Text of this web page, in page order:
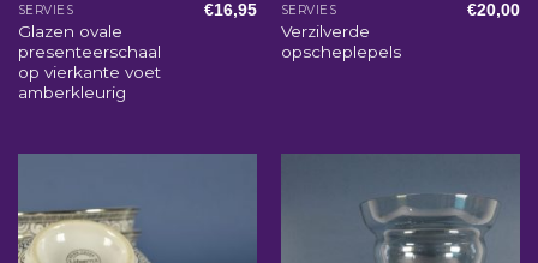
SERVIES
Glazen ovale
presenteerschaal
op vierkante voet
amberkleurig
€16,95 SERVIES
Verzilverde
opscheplepels
€20,00